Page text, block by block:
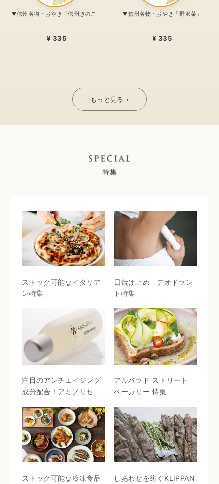
▼信州名物・おやき「信州きのこ」
¥ 335
▼信州名物・おやき「野沢菜」
¥ 335
もっと見る ›
ストック可能なイタリア
ン特集
日焼け止め・デオドラン
ト特集
注目のアンチエイジング
成分配合！アミノリセ
アルバラド ストリート
ベーカリー 特集
ストック可能な冷凍食品
しあわせを紡ぐKLIPPAN